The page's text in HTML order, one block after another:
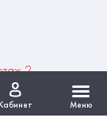
Меню
2,